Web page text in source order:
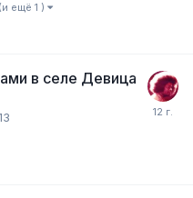
(и ещё 1 )
в селе Девица